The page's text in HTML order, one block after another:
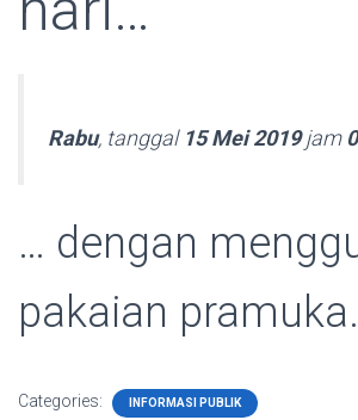
Rabu, tanggal 15 Mei 2019jam
… dengan
pakaian pramuka.
Categories: INFORMASI PUBLIK